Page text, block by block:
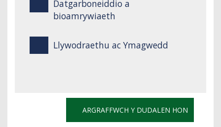
Datgarboneiddio a
bioamrywiaeth
Llywodraethu ac Ymagwedd
ARGRAFFWCH Y DUDALEN HON